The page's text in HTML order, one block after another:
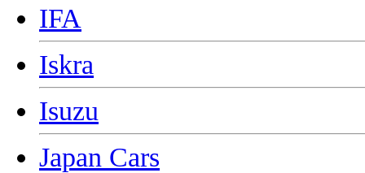
IFA
Iskra
Isuzu
Japan Cars